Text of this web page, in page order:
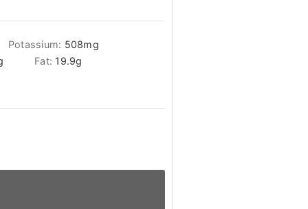
Potassium: 508mg
Fat: 19.9g